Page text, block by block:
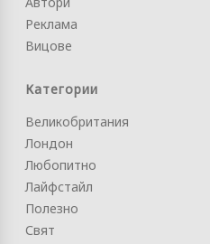
Реклама
Вицове
Категории
Великобритания
Лондон
Любопитно
Лайфстайл
Полезно
Свят